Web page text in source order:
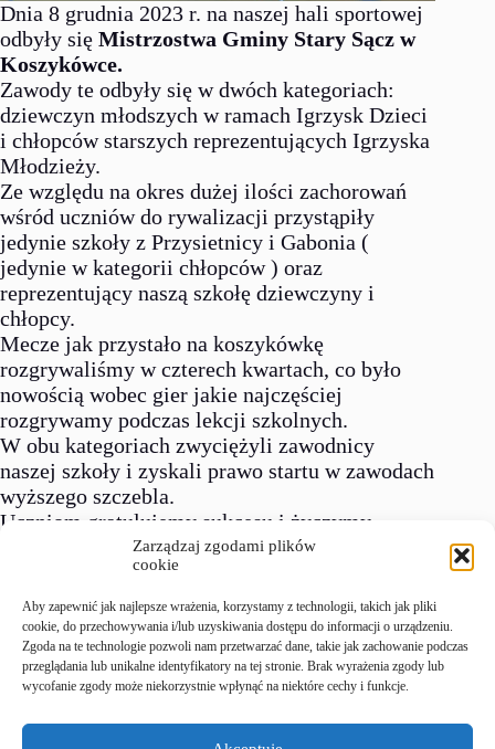
Zarządzaj zgodami plików
cookie
Aby zapewnić jak najlepsze wrażenia, korzystamy z technologii, takich jak pliki
cookie, do przechowywania i/lub uzyskiwania dostępu do informacji o urządzeniu.
Zgoda na te technologie pozwoli nam przetwarzać dane, takie jak zachowanie podczas
przeglądania lub unikalne identyfikatory na tej stronie. Brak wyrażenia zgody lub
wycofanie zgody może niekorzystnie wpłynąć na niektóre cechy i funkcje.
Dnia 8 grudnia 2023 r. na naszej hali sportowej
odbyły się Mistrzostwa Gminy Stary Sącz w
Koszykówce.
Zawody te odbyły się w dwóch kategoriach:
dziewczyn młodszych w ramach Igrzysk Dzieci
i chłopców starszych reprezentujących Igrzyska
Młodzieży.
Ze względu na okres dużej ilości zachorowań
wśród uczniów do rywalizacji przystąpiły
jedynie szkoły z Przysietnicy i Gabonia (
jedynie w kategorii chłopców ) oraz
reprezentujący naszą szkołę dziewczyny i
chłopcy.
Mecze jak przystało na koszykówkę
rozgrywaliśmy w czterech kwartach, co było
nowością wobec gier jakie najczęściej
rozgrywamy podczas lekcji szkolnych.
W obu kategoriach zwyciężyli zawodnicy
naszej szkoły i zyskali prawo startu w zawodach
wyższego szczebla.
Uczniom gratulujemy sukcesu i życzymy
pomyślności w dalszych rozgrywkach.
Opiekunami podczas zawodów byli Małgorzata
Maśko – dziewcząt i Maciej Rejowski –
chłopców .